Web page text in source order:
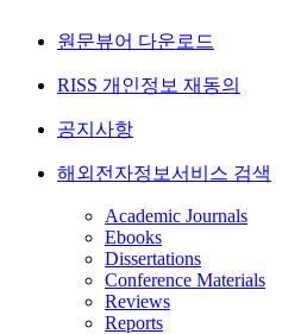
원문뷰어 다운로드
RISS 개인정보 재동의
공지사항
해외전자정보서비스 검색
Academic Journals
Ebooks
Dissertations
Conference Materials
Reviews
Reports